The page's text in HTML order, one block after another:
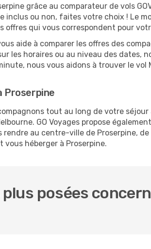
grâce au comparateur de vols
ou non, faites votre choix ! Le
qui vous correspondent pour
aide à comparer les offres des
les horaires ou au niveau des dates,
nous vous aidons à trouver le vol
Proserpine
tout au long de votre
GO Voyages propose
au centre-ville de Proserpine,
héberger à Proserpine.
posées